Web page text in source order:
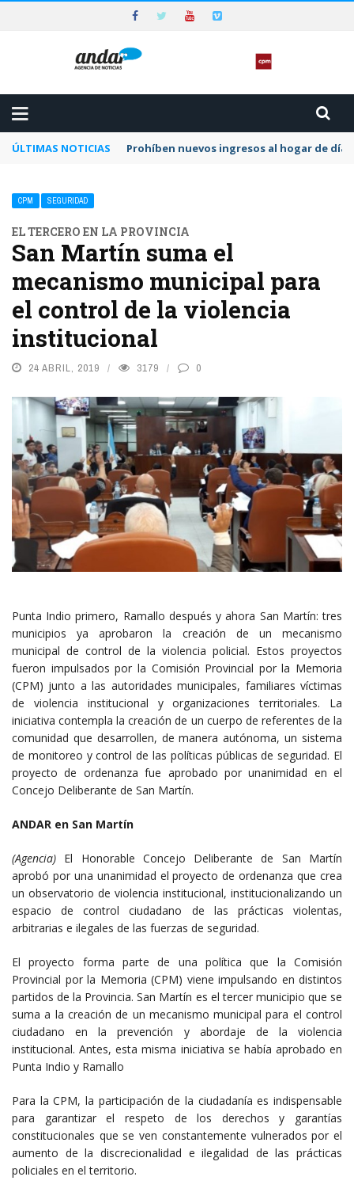
ÚLTIMAS NOTICIAS Prohíben nuevos ingresos al hogar de día
CPM SEGURIDAD
EL TERCERO EN LA PROVINCIA
San Martín suma el
mecanismo municipal para
el control de la violencia
institucional
24 ABRIL, 2019 3179 0
Punta Indio primero, Ramallo después y ahora San Martín: tres
municipios ya aprobaron la creación de un mecanismo
municipal de control de la violencia policial. Estos proyectos
fueron impulsados por la Comisión Provincial por la Memoria
(CPM) junto a las autoridades municipales, familiares víctimas
de violencia institucional y organizaciones territoriales. La
iniciativa contempla la creación de un cuerpo de referentes de la
comunidad que desarrollen, de manera autónoma, un sistema
de monitoreo y control de las políticas públicas de seguridad. El
proyecto de ordenanza fue aprobado por unanimidad en el
Concejo Deliberante de San Martín.
ANDAR en San Martín
(Agencia) El Honorable Concejo Deliberante de San Martín
aprobó por una unanimidad el proyecto de ordenanza que crea
un observatorio de violencia institucional, institucionalizando un
espacio de control ciudadano de las prácticas violentas,
arbitrarias e ilegales de las fuerzas de seguridad.
El proyecto forma parte de una política que la Comisión
Provincial por la Memoria (CPM) viene impulsando en distintos
partidos de la Provincia. San Martín es el tercer municipio que se
suma a la creación de un mecanismo municipal para el control
ciudadano en la prevención y abordaje de la violencia
institucional. Antes, esta misma iniciativa se había aprobado en
Punta Indio y Ramallo
Para la CPM, la participación de la ciudadanía es indispensable
para garantizar el respeto de los derechos y garantías
constitucionales que se ven constantemente vulnerados por el
aumento de la discrecionalidad e ilegalidad de las prácticas
policiales en el territorio.